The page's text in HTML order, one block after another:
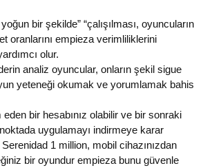
bir şekilde” “çalışılması, oyuncuların
oranlarını empieza verimliliklerini
olur.
analiz oyuncular, onların şekil sigue
yeteneği okumak ve yorumlamak bahis
bir hesabınız olabilir ve bir sonraki
uygulamayı indirmeye karar
1 million, mobil cihazınızdan
bir oyundur empieza bunu güvenle